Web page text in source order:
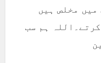
میں مخلص ہیں
ہم سب